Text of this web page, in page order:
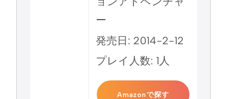
ー
発売日: 2014-2-12
プレイ人数: 1人
Amazonで探す